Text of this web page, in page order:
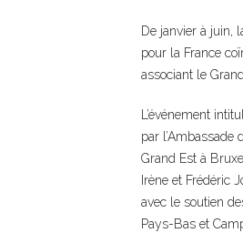
De janvier à juin,
pour la France
associant le
L’événement
par
Grand Est à
Irène et Frédéric
avec le soutien
Pays-Bas et